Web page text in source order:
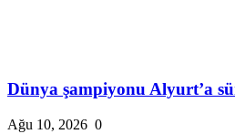
Dünya şampiyonu Alyurt’a
Ağu 10, 2026 0